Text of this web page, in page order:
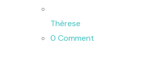
Thèrese
0 Comment